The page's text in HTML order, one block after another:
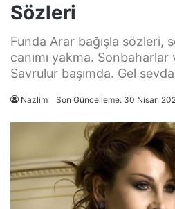
Sözleri
Funda Arar bağışla sözleri,
canımı yakma. Sonbaharlar
Savrulur başımda. Gel
Nazlim Son Güncelleme: 30 Nisan